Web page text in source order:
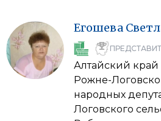
Егошева
Алтайский край
Рожне-
народных
Логовского